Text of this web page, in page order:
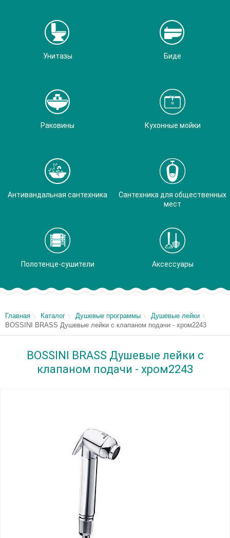
Унитазы Биде
Раковины Кухонные мойки
Антивандальная сантехника
Сантехника для общественных
мест
Полотенце-сушители Аксессуары
Главная Каталог Душевые программы
Душевые лейки
BOSSINI BRASS Душевые лейки с клапаном подачи - хром2243
BOSSINI BRASS Душевые лейки с
клапаном подачи - хром2243